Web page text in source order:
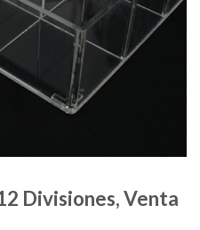
Divisiones, Venta